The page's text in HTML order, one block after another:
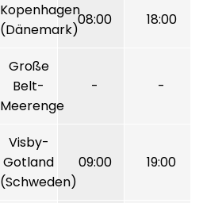
Kopenhagen
(Dänemark)
08:00 18:00
Große
Belt-
Meerenge
- -
Visby-
Gotland
(Schweden)
09:00 19:00